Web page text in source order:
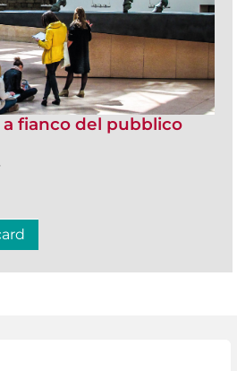
fianco del pubblico